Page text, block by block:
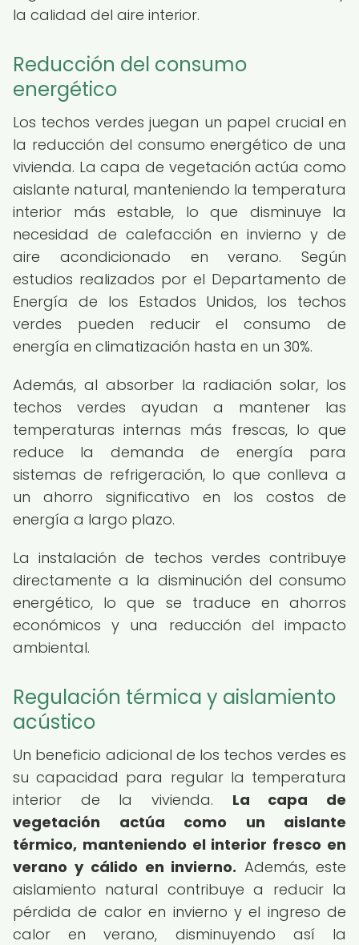
la calidad del aire interior.
Reducción del consumo
energético
Los techos verdes juegan un papel crucial en
la reducción del consumo energético de una
vivienda. La capa de vegetación actúa como
aislante natural, manteniendo la temperatura
interior más estable, lo que disminuye la
necesidad de calefacción en invierno y de
aire acondicionado en verano. Según
estudios realizados por el Departamento de
Energía de los Estados Unidos, los techos
verdes pueden reducir el consumo de
energía en climatización hasta en un 30%.
Además, al absorber la radiación solar, los
techos verdes ayudan a mantener las
temperaturas internas más frescas, lo que
reduce la demanda de energía para
sistemas de refrigeración, lo que conlleva a
un ahorro significativo en los costos de
energía a largo plazo.
La instalación de techos verdes contribuye
directamente a la disminución del consumo
energético, lo que se traduce en ahorros
económicos y una reducción del impacto
ambiental.
Regulación térmica y aislamiento
acústico
Un beneficio adicional de los techos verdes es
su capacidad para regular la temperatura
interior de la vivienda. La capa de
vegetación actúa como un aislante
térmico, manteniendo el interior fresco en
verano y cálido en invierno. Además, este
aislamiento natural contribuye a reducir la
pérdida de calor en invierno y el ingreso de
calor en verano, disminuyendo así la